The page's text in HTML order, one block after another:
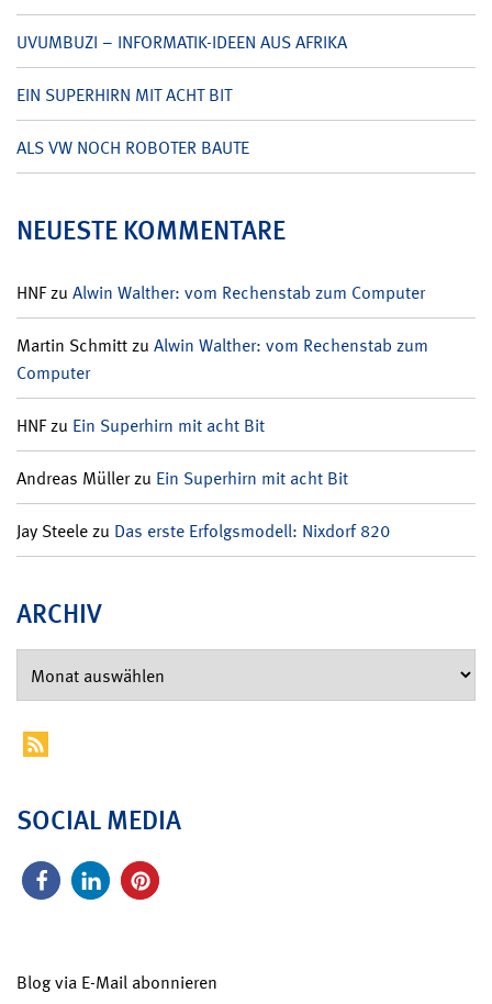
UVUMBUZI – INFORMATIK-IDEEN AUS AFRIKA
EIN SUPERHIRN MIT ACHT BIT
ALS VW NOCH ROBOTER BAUTE
NEUESTE KOMMENTARE
HNFzu Alwin Walther: vom Rechenstab zum Computer
Martin Schmittzu Alwin Walther: vom Rechenstab zum
Computer
HNFzu Ein Superhirn mit acht Bit
Andreas Müllerzu Ein Superhirn mit acht Bit
Jay Steelezu Das erste Erfolgsmodell: Nixdorf 820
ARCHIV
SOCIAL MEDIA
Blog via E-Mail abonnieren